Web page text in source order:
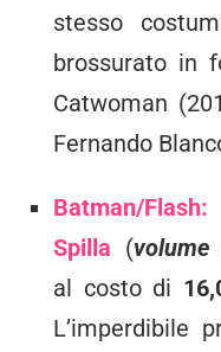
stesso
brossurato in
Catwoman
Fernando
Batman/
Spilla (volume
al costo di
L’imperdibile